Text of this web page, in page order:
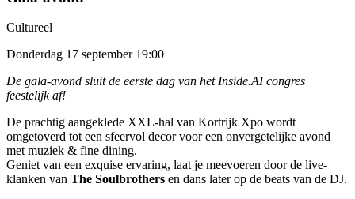
Cultureel
Donderdag 17 september 19:00
De gala-avond sluit de eerste dag van het Inside.AI congres
feestelijk af!
De prachtig aangeklede XXL-hal van Kortrijk Xpo wordt
omgetoverd tot een sfeervol decor voor een onvergetelijke avond
met muziek & fine dining.
Geniet van een exquise ervaring, laat je meevoeren door de live-
klanken van The Soulbrothers en dans later op de beats van de DJ.